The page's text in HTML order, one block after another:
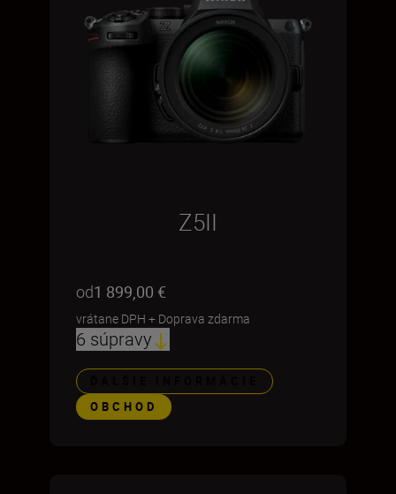
Z5II
od1 899,00 €
vrátane DPH + Doprava zdarma
6 súpravy
OBCHOD